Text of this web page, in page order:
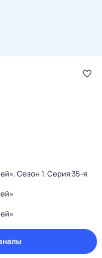
. Сезон 1. Серия 35-я